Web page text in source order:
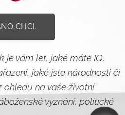
je vám let, jaké máte IQ,
jaké jste národnosti či
ohledu na vaše životní
vyznání, politické